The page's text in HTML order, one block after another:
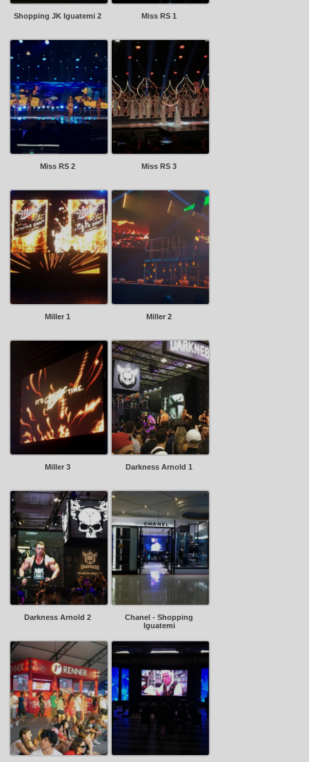
Shopping JK Iguatemi 2 Miss RS 1
Miss RS 2 Miss RS 3
Miller 1 Miller 2
Miller 3 Darkness Arnold 1
Darkness Arnold 2
Chanel - Shopping
Iguatemi